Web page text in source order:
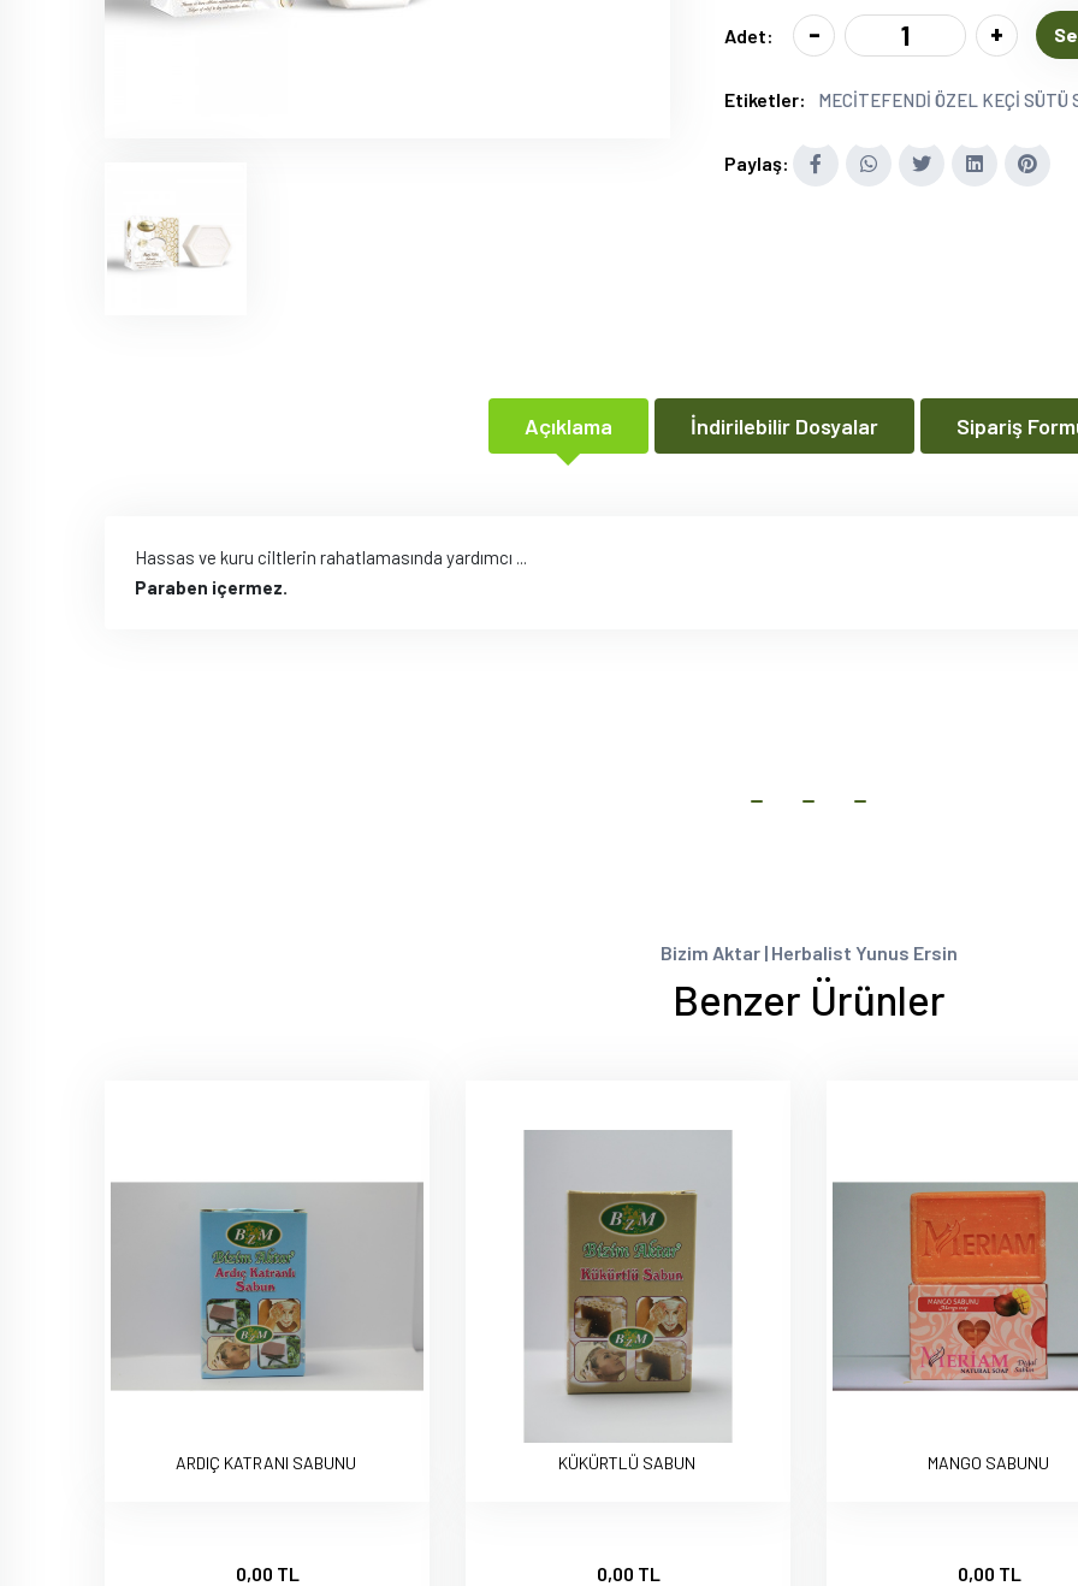
Adet: - +
Etiketler: MECİTEFENDİ ÖZEL KEÇİ SÜTÜ
Paylaş:
Açıklama İndirilebilir Dosyalar Sipariş
Hassas ve kuru ciltlerin rahatlamasında yardımcı ...
Paraben içermez.
Bizim Aktar | Herbalist Yunus Ersin
Benzer Ürünler
ARDIÇ KATRANI SABUNU
0,00 TL
KÜKÜRTLÜ SABUN
0,00 TL
MANGO SABUNU
0,00 TL